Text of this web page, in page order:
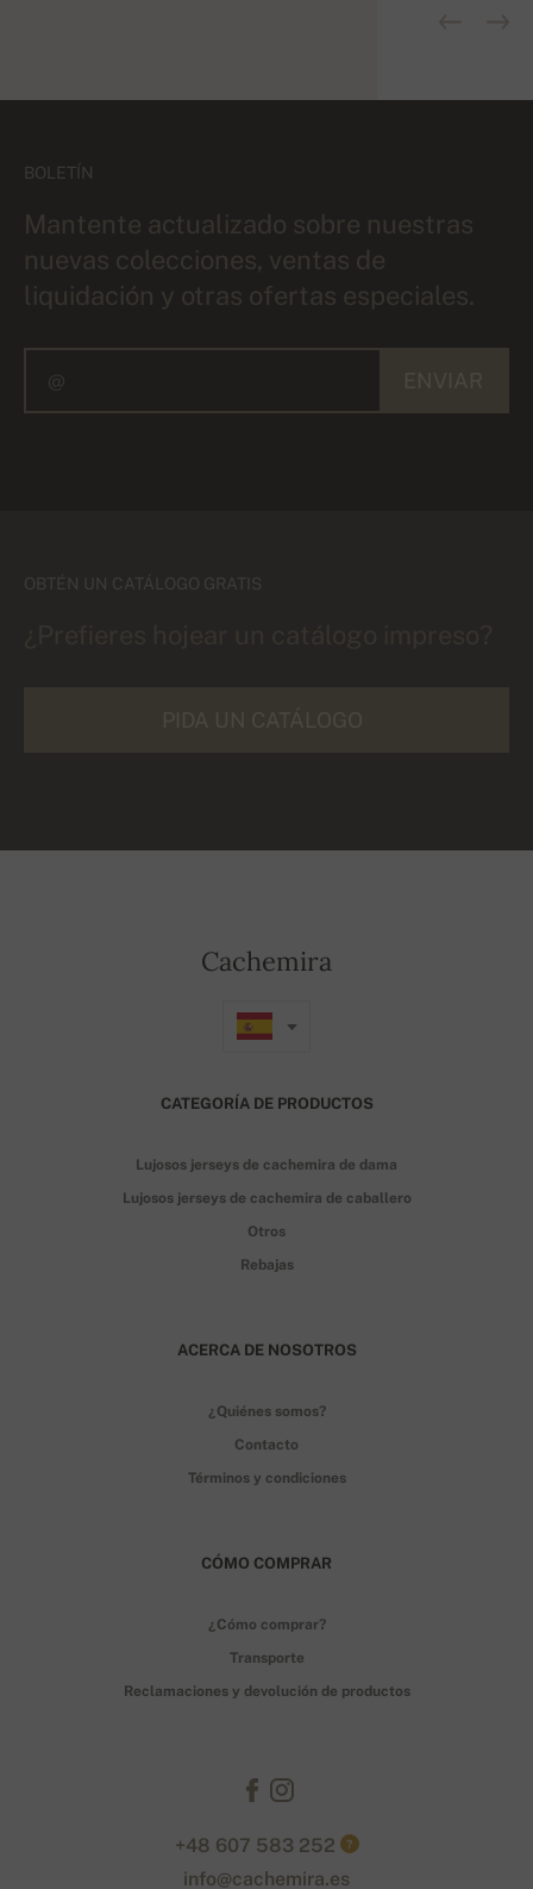
BOLETÍN
Mantente actualizado sobre nuestras
nuevas colecciones, ventas de
liquidación y otras ofertas especiales.
OBTÉN UN CATÁLOGO GRATIS
Cachemira
CATEGORÍA DE PRODUCTOS
Lujosos jerseys de cachemira de dama
Lujosos jerseys de cachemira de caballero
Otros
Rebajas
ACERCA DE NOSOTROS
¿Quiénes somos?
Contacto
Términos y condiciones
CÓMO COMPRAR
¿Cómo comprar?
Transporte
Reclamaciones y devolución de productos
+48 607 583 252 ?
info@cachemira.es